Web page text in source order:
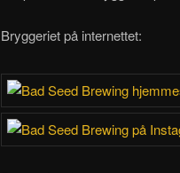
Bryggeriet på internettet: